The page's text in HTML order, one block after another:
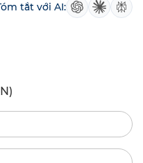
tắt với AI: